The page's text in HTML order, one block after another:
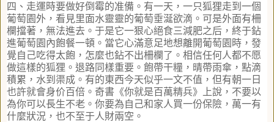
四、走運時要做好倒霉的准備。有一天， 一只狐狸走到一個
葡萄園外，看見里面水靈靈的葡萄垂涎欲滴。 可是外面有柵
欄擋著，無法進去。于是它一狠心絕食三減肥之后， 終于鉆
進葡萄園內飽餐一頓。當它心滿意足地想離開葡萄園時， 發
覺自己吃得太飽，怎麼也鉆不出柵欄了。 相信任何人都不愿
做這樣的狐狸。退路同樣重要。飽帶干糧， 晴帶雨傘，點滴
積累，水到渠成。有的東西今天似乎一文不值， 但有朝一日
也許就會身价百倍。奇書《你就是百萬精兵》上說， 不要以
為你可以長生不老。你要為自己和家人買一份保險， 萬一有
什麼狀況，也不至于人財兩空。